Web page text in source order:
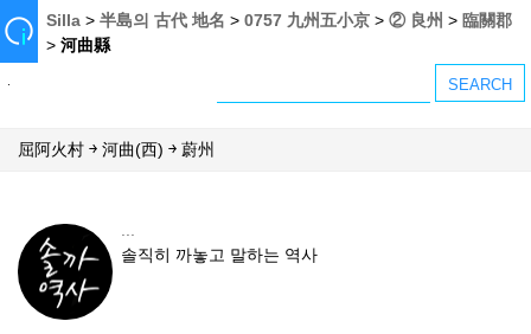
Silla >半島의 古代 地名 >0757 九州五小京 >② 良州 > 臨關郡
>河曲縣
屈阿火村 ￫ 河曲(西) ￫ 蔚州
...
솔직히 까놓고 말하는 역사